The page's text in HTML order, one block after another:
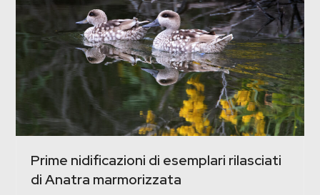
Prime nidificazioni di esemplari rilasciati
di Anatra marmorizzata